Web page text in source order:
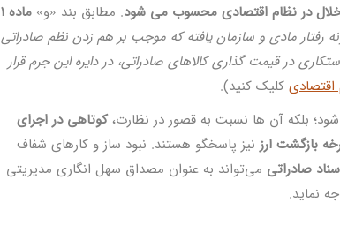
در نظام اقتصادی محسوب می ‌شود. مطابق بند «و»
ماده ۱
رفتار مادی و سازمان ‌یافته که موجب بر هم زدن نظم صادراتی
در قیمت‌ گذاری کالاهای صادراتی، در دایره این جرم قرار
اقتصادی کلیک کنید).
بلکه آن ‌ها نسبت به قصور در نظارت،کوتاهی در اجرای
بازگشت ارز نیز پاسخگو هستند. نبود ساز و کارهای شفاف
صادراتی می‌تواند به ‌عنوان مصداق سهل‌ انگاری مدیریتی
نماید.